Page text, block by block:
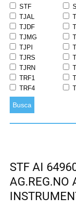
STF
TJAL
TJDF
TJMG
TJPI
TJRS
TJRN
TRF1
TRF4
Busca
STF AI
AG.REG.NO